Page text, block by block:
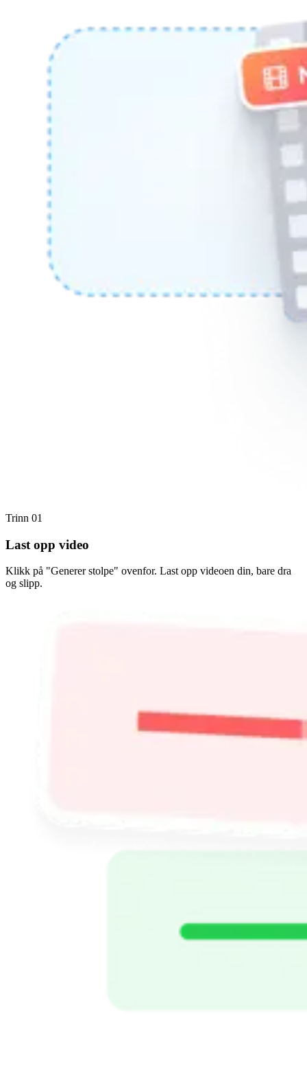
Trinn 01
Last opp video
Klikk på "Generer stolpe" ovenfor. Last opp videoen din, bare dra
og slipp.